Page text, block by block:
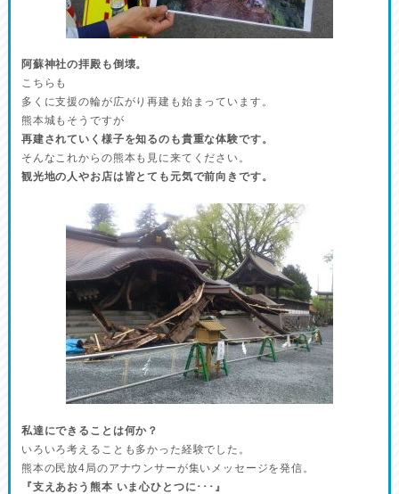
阿蘇神社の拝殿も倒壊。
こちらも
多くに支援の輪が広がり再建も始まっています。
熊本城もそうですが
再建されていく様子を知るのも貴重な体験です。
そんなこれからの熊本も見に来てください。
観光地の人やお店は皆とても元気で前向きです。
私達にできることは何か？
いろいろ考えることも多かった経験でした。
熊本の民放4局のアナウンサーが集いメッセージを発信。
『支えあおう熊本 いま心ひとつに･･･』